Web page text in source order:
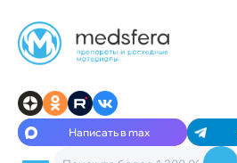
Написать в max